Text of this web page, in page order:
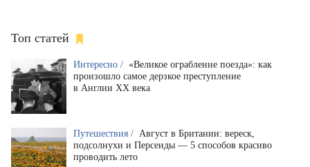
Топ статей
Интересно / «Великое ограбление поезда»: как
произошло самое дерзкое преступление
в Англии XX века
Путешествия / Август в Британии: вереск,
подсолнухи и Персеиды — 5 способов красиво
проводить лето